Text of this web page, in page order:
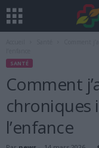
SANTÉ
Comment
chroniques
l’enfance